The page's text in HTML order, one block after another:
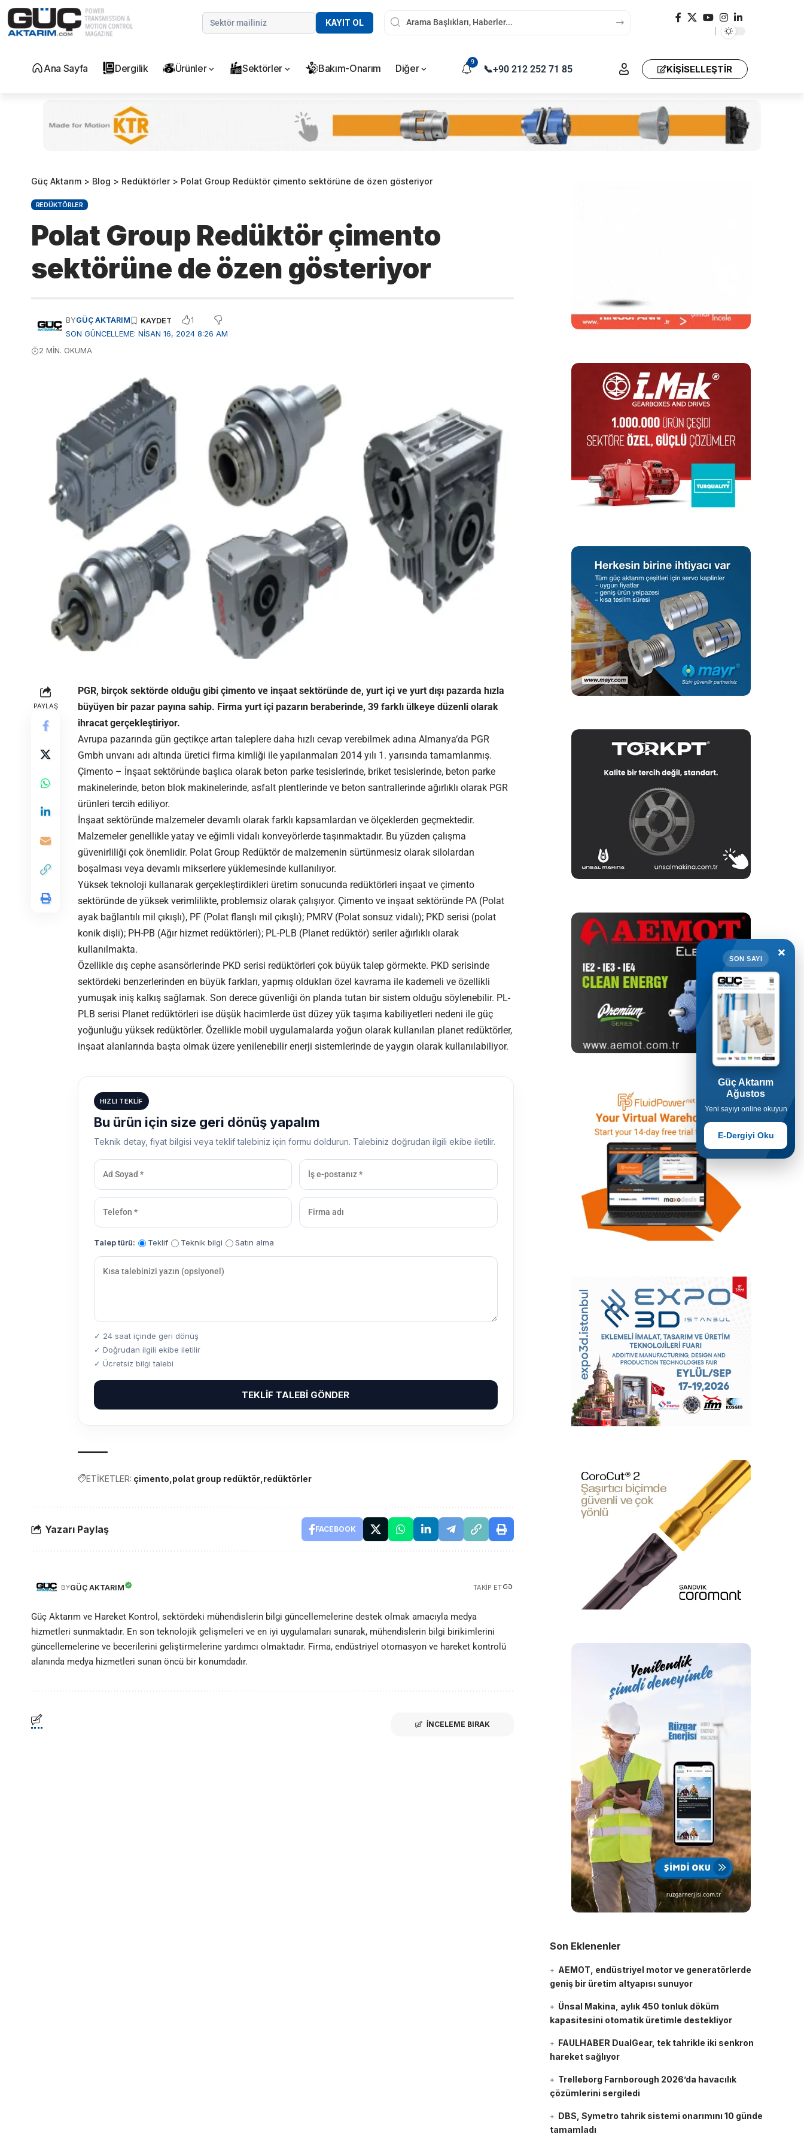
KAYIT OL
Ana Sayfa Dergilik Ürünler Sektörler Bakım-Onarım Diğer
9
📞+90 212 252 71 85 KIŞISELLEŞTIR
Güç Aktarım > Blog > Redüktörler> Polat Group Redüktör çimento sektörüne de özen gösteriyor
REDÜKTÖRLER
Polat Group Redüktör çimento
sektörüne de özen gösteriyor
SON GÜNCELLEME: NISAN 16, 2024 8:26 AM
BYGÜÇ AKTARIM 1
2 MIN. OKUMA
PAYLAŞ
PGR, birçok sektörde olduğu gibi çimento ve inşaat sektöründe de, yurt içi ve yurt dışı pazarda hızla
büyüyen bir pazar payına sahip. Firma yurt içi pazarın beraberinde, 39 farklı ülkeye düzenli olarak
ihracat gerçekleştiriyor.
Avrupa pazarında gün geçtikçe artan taleplere daha hızlı cevap verebilmek adına Almanya‘da PGR
Gmbh unvanı adı altında üretici firma kimliği ile yapılanmaları 2014 yılı 1. yarısında tamamlanmış.
Çimento – İnşaat sektöründe başlıca olarak beton parke tesislerinde, briket tesislerinde, beton parke
makinelerinde, beton blok makinelerinde, asfalt plentlerinde ve beton santrallerinde ağırlıklı olarak PGR
ürünleri tercih ediliyor.
İnşaat sektöründe malzemeler devamlı olarak farklı kapsamlardan ve ölçeklerden geçmektedir.
Malzemeler genellikle yatay ve eğimli vidalı konveyörlerde taşınmaktadır. Bu yüzden çalışma
güvenirliliği çok önemlidir. Polat Group Redüktör de malzemenin sürtünmesiz olarak silolardan
boşalması veya devamlı mikserlere yüklemesinde kullanılıyor.
Yüksek teknoloji kullanarak gerçekleştirdikleri üretim sonucunda redüktörleri inşaat ve çimento
sektöründe de yüksek verimlilikte, problemsiz olarak çalışıyor. Çimento ve inşaat sektöründe PA (Polat
ayak bağlantılı mil çıkışlı), PF (Polat flanşlı mil çıkışlı); PMRV (Polat sonsuz vidalı); PKD serisi (polat
konik dişli); PH-PB (Ağır hizmet redüktörleri); PL-PLB (Planet redüktör) seriler ağırlıklı olarak
kullanılmakta.
Özellikle dış cephe asansörlerinde PKD serisi redüktörleri çok büyük talep görmekte. PKD serisinde
sektördeki benzerlerinden en büyük farkları, yapmış oldukları özel kavrama ile kademeli ve özellikli
yumuşak iniş kalkış sağlamak. Son derece güvenliği ön planda tutan bir sistem olduğu söylenebilir. PL-
PLB serisi Planet redüktörleri ise düşük hacimlerde üst düzey yük taşıma kabiliyetleri nedeni ile güç
yoğunluğu yüksek redüktörler. Özellikle mobil uygulamalarda yoğun olarak kullanılan planet redüktörler,
inşaat alanlarında başta olmak üzere yenilenebilir enerji sistemlerinde de yaygın olarak kullanılabiliyor.
HIZLI TEKLIF
Bu ürün için size geri dönüş yapalım
Teknik detay, fiyat bilgisi veya teklif talebiniz için formu doldurun. Talebiniz doğrudan ilgili ekibe iletilir.
Talep türü: Teklif Teknik bilgi Satın alma
✓ 24 saat içinde geri dönüş
✓ Doğrudan ilgili ekibe iletilir
✓ Ücretsiz bilgi talebi
TEKLIF TALEBI GÖNDER
ETİKETLER: çimento polat group redüktör redüktörler
Yazarı Paylaş FACEBOOK
BYGÜÇ AKTARIM TAKIP ET
Güç Aktarım ve Hareket Kontrol, sektördeki mühendislerin bilgi güncellemelerine destek olmak amacıyla medya
hizmetleri sunmaktadır. En son teknolojik gelişmeleri ve en iyi uygulamaları sunarak, mühendislerin bilgi birikimlerini
güncellemelerine ve becerilerini geliştirmelerine yardımcı olmaktadır. Firma, endüstriyel otomasyon ve hareket kontrolü
alanında medya hizmetleri sunan öncü bir konumdadır.
İNCELEME BIRAK
Son Eklenenler
AEMOT, endüstriyel motor ve generatörlerde
geniş bir üretim altyapısı sunuyor
Ünsal Makina, aylık 450 tonluk döküm
kapasitesini otomatik üretimle destekliyor
FAULHABER DualGear, tek tahrikle iki senkron
hareket sağlıyor
Trelleborg Farnborough 2026’da havacılık
çözümlerini sergiledi
DBS, Symetro tahrik sistemi onarımını 10 günde
tamamladı
×
SON SAYI
Güç Aktarım
Ağustos
Yeni sayıyı online okuyun
E-Dergiyi Oku